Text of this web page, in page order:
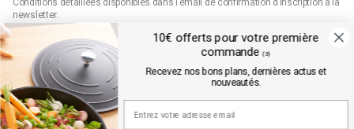
newsletter.
(4) Offre « Prix web » valable uniquement sur les produits comportant le
pictogramme "prix web". Les produits indiqués "prix web" sont des offres
exclusives au site mathon.fr. Offre non applicable en magasin ou en catalogue.
Mathon.fr est membre de la FEVAD (fédération du e-commerce et de la vente à
10€ offerts pour votre première
commande (3)
Recevez nos bons plans, dernières actus et
nouveautés.